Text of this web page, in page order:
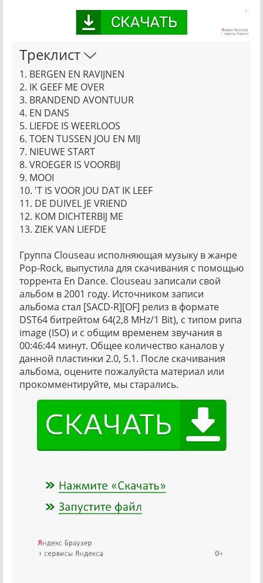
Треклист
1. BERGEN EN RAVIJNEN
2. IK GEEF ME OVER
3. BRANDEND AVONTUUR
4. EN DANS
5. LIEFDE IS WEERLOOS
6. TOEN TUSSEN JOU EN MIJ
7. NIEUWE START
8. VROEGER IS VOORBIJ
9. MOOI
10. 'T IS VOOR JOU DAT IK LEEF
11. DE DUIVEL JE VRIEND
12. KOM DICHTERBIJ ME
13. ZIEK VAN LIEFDE
Группа Clouseau исполняющая музыку в жанре
Pop-Rock, выпустила для скачивания с помощью
торрента En Dance. Clouseau записали свой
альбом в 2001 году. Источником записи
альбома стал [SACD-R][OF] релиз в формате
DST64 битрейтом 64(2,8 MHz/1 Bit), с типом рипа
image (ISO) и с общим временем звучания в
00:46:44 минут. Общее количество каналов у
данной пластинки 2.0, 5.1. После скачивания
альбома, оцените пожалуйста материал или
прокомментируйте, мы старались.